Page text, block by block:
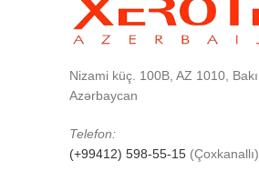
Nizami küç. 100B, AZ 1010, Bakı,
Azərbaycan
Telefon:
(+99412) 598-55-15 (Çoxkanallı)